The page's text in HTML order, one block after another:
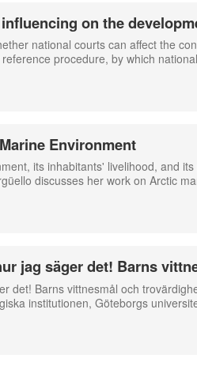
on the
national courts can affect the
procedure, by which
Environment
its inhabitants' livelihood, and
discusses her work on Arctic
jag säger det! Barns
det! Barns vittnesmål och
institutionen, Göteborgs